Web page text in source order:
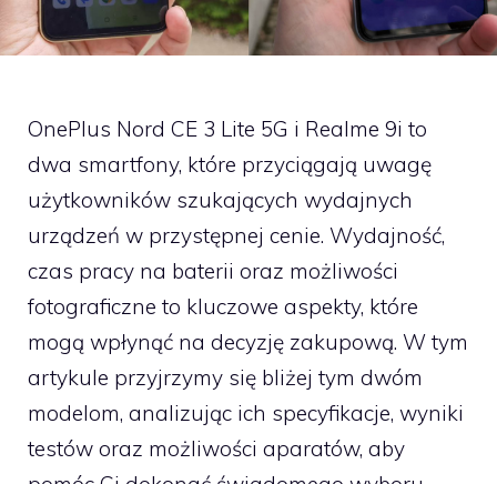
OnePlus Nord CE 3 Lite 5G i Realme 9i to
dwa smartfony, które przyciągają uwagę
użytkowników szukających wydajnych
urządzeń w przystępnej cenie. Wydajność,
czas pracy na baterii oraz możliwości
fotograficzne to kluczowe aspekty, które
mogą wpłynąć na decyzję zakupową. W tym
artykule przyjrzymy się bliżej tym dwóm
modelom, analizując ich specyfikacje, wyniki
testów oraz możliwości aparatów, aby